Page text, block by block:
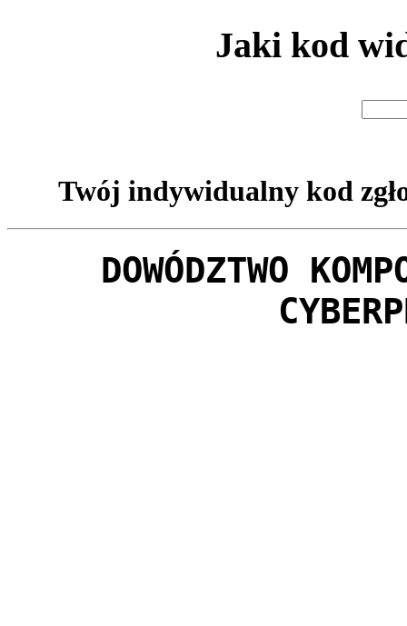
Jaki kod
Twój indywidualny kod
DOWÓDZTWO